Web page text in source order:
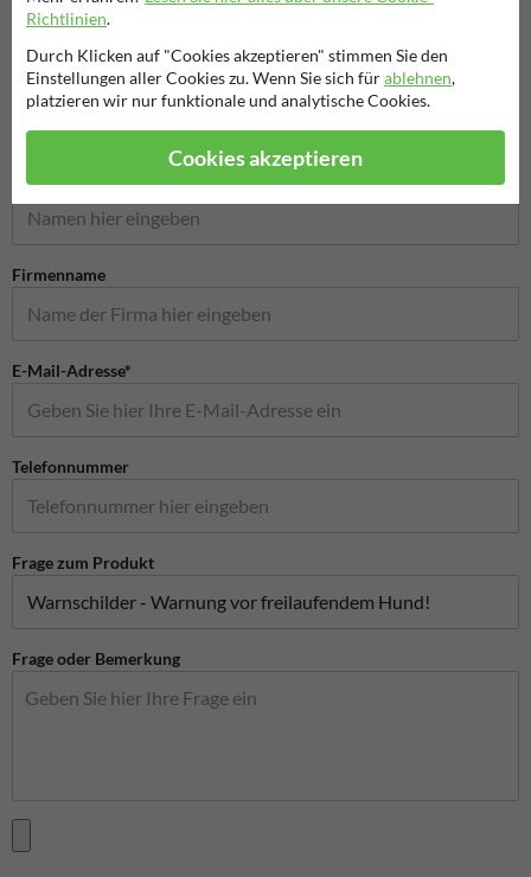
Name*
Firmenname
E-Mail-Adresse*
Telefonnummer
Frage zum Produkt
Frage oder Bemerkung
Richtlinien.
Durch Klicken auf "Cookies akzeptieren" stimmen Sie den
Einstellungen aller Cookies zu. Wenn Sie sich fürablehnen,
platzieren wir nur funktionale und analytische Cookies.
Cookies akzeptieren